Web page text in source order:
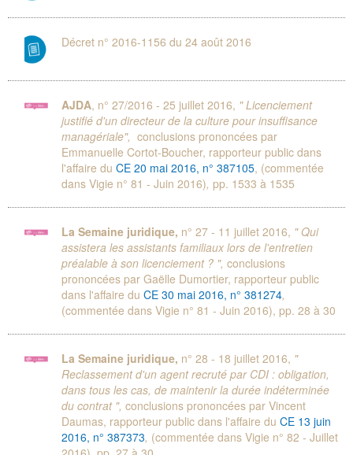
Décret n° 2016-1156 du 24 août 2016
AJDA, n° 27/2016 - 25 juillet 2016, " Licenciement
justifié d'un directeur de la culture pour insuffisance
managériale", conclusions prononcées par
Emmanuelle Cortot-Boucher, rapporteur public dans
l'affaire du CE 20 mai 2016, n° 387105, (commentée
dans Vigie n° 81 - Juin 2016), pp. 1533 à 1535
La Semaine juridique, n° 27 - 11 juillet 2016, " Qui
assistera les assistants familiaux lors de l'entretien
préalable à son licenciement ? ", conclusions
prononcées par Gaëlle Dumortier, rapporteur public
dans l'affaire du CE 30 mai 2016, n° 381274,
(commentée dans Vigie n° 81 - Juin 2016), pp. 28 à 30
La Semaine juridique, n° 28 - 18 juillet 2016, "
Reclassement d'un agent recruté par CDI : obligation,
dans tous les cas, de maintenir la durée indéterminée
du contrat ", conclusions prononcées par Vincent
Daumas, rapporteur public dans l'affaire du CE 13 juin
2016, n° 387373, (commentée dans Vigie n° 82 - Juillet